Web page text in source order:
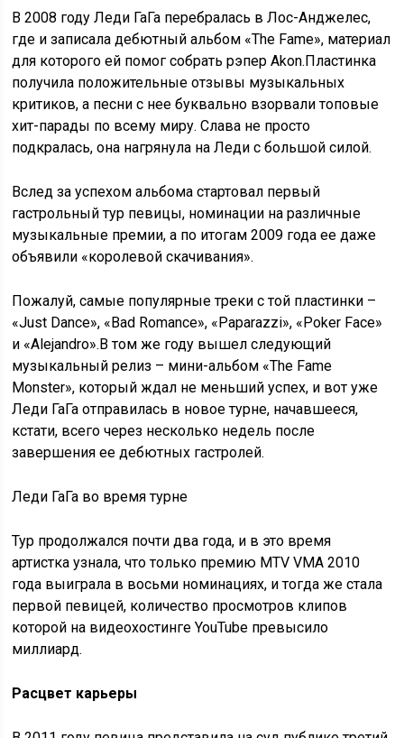
В 2008 году Леди ГаГа перебралась в Лос-Анджелес,
где и записала дебютный альбом «The Fame», материал
для которого ей помог собрать рэпер Akon.Пластинка
получила положительные отзывы музыкальных
критиков, а песни с нее буквально взорвали топовые
хит-парады по всему миру. Слава не просто
подкралась, она нагрянула на Леди с большой силой.
Вслед за успехом альбома стартовал первый
гастрольный тур певицы, номинации на различные
музыкальные премии, а по итогам 2009 года ее даже
объявили «королевой скачивания».
Пожалуй, самые популярные треки с той пластинки –
«Just Dance», «Bad Romance», «Paparazzi», «Poker Face»
и «Alejandro».В том же году вышел следующий
музыкальный релиз – мини-альбом «The Fame
Monster», который ждал не меньший успех, и вот уже
Леди ГаГа отправилась в новое турне, начавшееся,
кстати, всего через несколько недель после
завершения ее дебютных гастролей.
Леди ГаГа во время турне
Тур продолжался почти два года, и в это время
артистка узнала, что только премию MTV VMA 2010
года выиграла в восьми номинациях, и тогда же стала
первой певицей, количество просмотров клипов
которой на видеохостинге YouTube превысило
миллиард.
Расцвет карьеры